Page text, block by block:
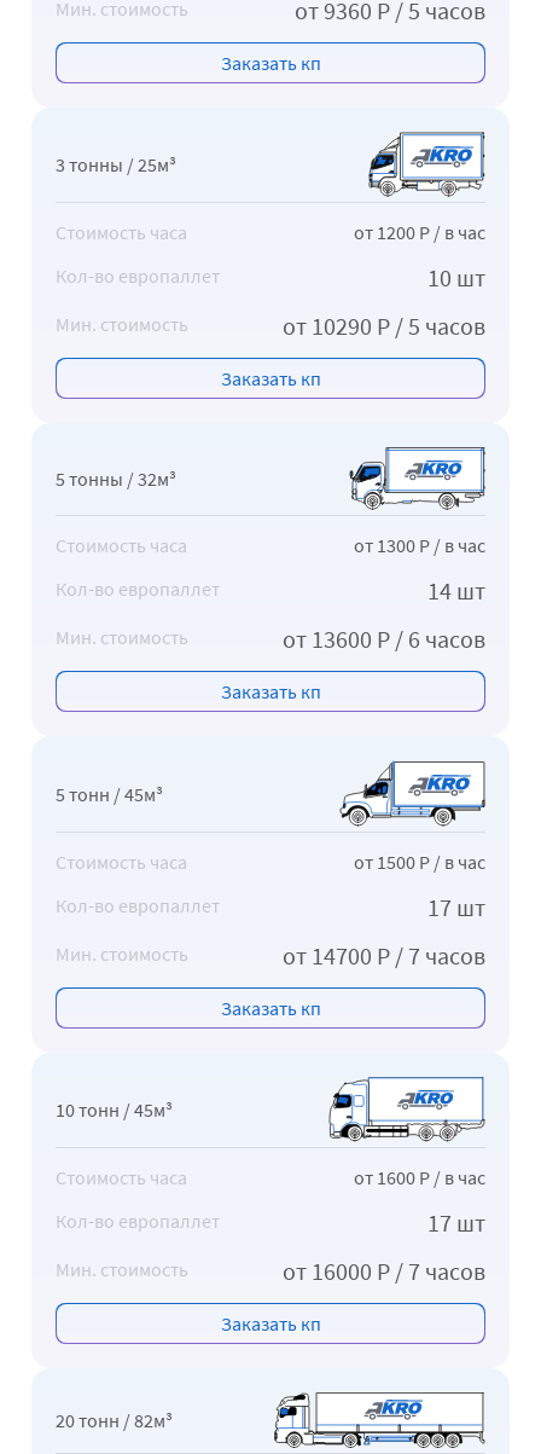
Мин. стоимость от 9360 Р / 5 часов
Заказать кп
3 тонны / 25м³
Стоимость часа
от 1200 Р / в час
Кол-во европаллет
10 шт
Мин. стоимость от 10290 Р / 5 часов
Заказать кп
5 тонны / 32м³
Стоимость часа
от 1300 Р / в час
Кол-во европаллет
14 шт
Мин. стоимость от 13600 Р / 6 часов
Заказать кп
5 тонн / 45м³
Стоимость часа
от 1500 Р / в час
Кол-во европаллет
17 шт
Мин. стоимость от 14700 Р / 7 часов
Заказать кп
10 тонн / 45м³
Стоимость часа
от 1600 Р / в час
Кол-во европаллет
17 шт
Мин. стоимость от 16000 Р / 7 часов
Заказать кп
20 тонн / 82м³